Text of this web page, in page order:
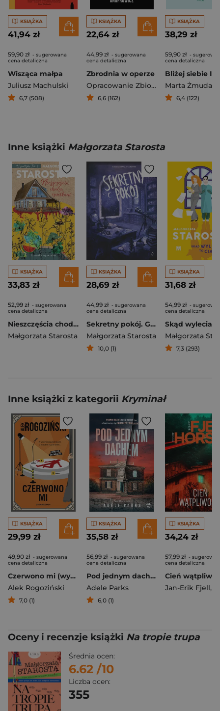
KSIĄŻKA
41,94 zł
59,90 zł - sugerowana
cena detaliczna
Wisząca małpa
Juliusz Machulski
6,7 (508)
KSIĄŻKA
22,64 zł
44,99 zł - sugerowana
cena detaliczna
Zbrodnia w operze
Opracowanie Zbiorowe
6,6 (162)
KSIĄŻKA
38,29 zł
59,90 zł -
cena detaliczna
6,4 (122)
Inne książki Małgorzata Starosta
KSIĄŻKA
33,83 zł
52,99 zł - sugerowana
cena detaliczna
Nieszczęścia chodzą czwórkami. W siedlisku. Tom 4
Małgorzata Starosta
KSIĄŻKA
28,69 zł
44,99 zł - sugerowana
cena detaliczna
Sekretny pokój. Godzina czarów
Małgorzata Starosta
10,0 (1)
KSIĄŻKA
31,68 zł
54,99 zł -
cena detaliczna
Małgorzata
7,3 (293)
Inne książki z kategorii Kryminał
KSIĄŻKA
29,99 zł
49,90 zł - sugerowana
cena detaliczna
Czerwono mi (wydanie rozszerzone)
Alek Rogoziński
7,0 (1)
KSIĄŻKA
35,58 zł
56,99 zł - sugerowana
cena detaliczna
Pod jednym dachem
Adele Parks
6,0 (1)
KSIĄŻKA
34,24 zł
57,99 zł -
cena detaliczna
Jan-Erik Fjell,
Oceny i recenzje książki Na tropie trupa
Średnia ocen:
6.62 /10
Liczba ocen:
355